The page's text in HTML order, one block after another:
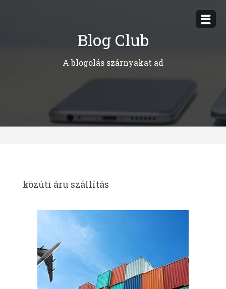
Blog Club
A blogolás szárnyakat ad
közúti áru szállítás